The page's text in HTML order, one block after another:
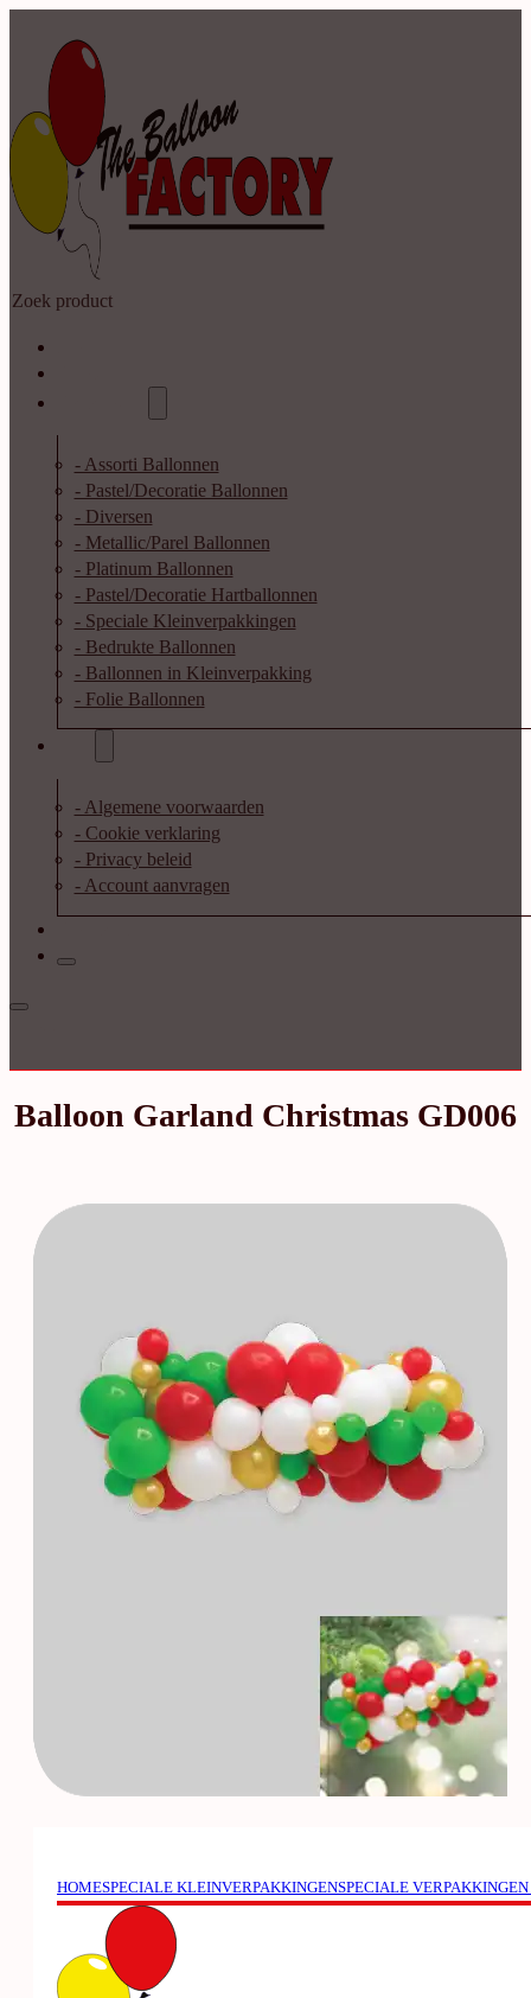
Zoeken
- Assorti Ballonnen
- Pastel/Decoratie Ballonnen
- Diversen
- Metallic/Parel Ballonnen
- Platinum Ballonnen
- Pastel/Decoratie Hartballonnen
- Speciale Kleinverpakkingen
- Bedrukte Ballonnen
- Ballonnen in Kleinverpakking
- Folie Ballonnen
- Algemene voorwaarden
- Cookie verklaring
- Privacy beleid
- Account aanvragen
Balloon Garland Christmas GD006
HOMESPECIALE KLEINVERPAKKINGENSPECIALE